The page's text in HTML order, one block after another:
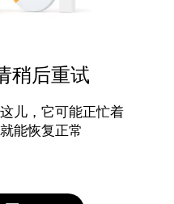
稍后重试
儿，它可能正忙着
能恢复正常